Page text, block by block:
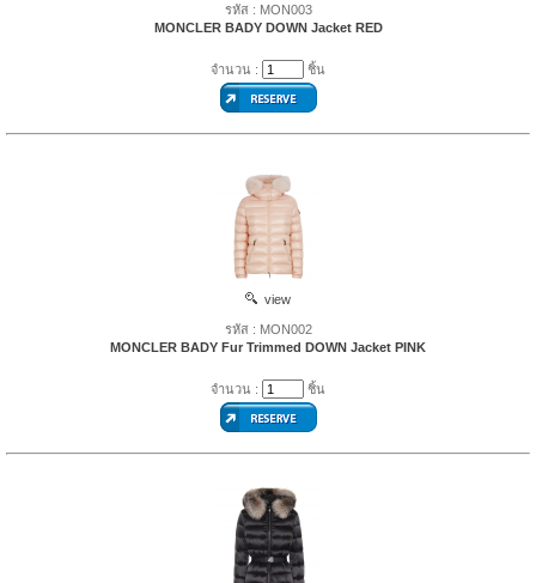
รหัส : MON003
MONCLER BADY DOWN Jacket RED
จำนวน : ชิ้น
view
รหัส : MON002
MONCLER BADY Fur Trimmed DOWN Jacket PINK
จำนวน : ชิ้น